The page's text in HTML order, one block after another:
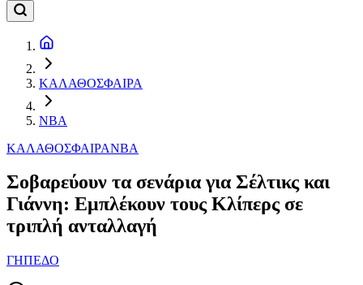
ΚΑΛΑΘΟΣΦΑΙΡΑ
NBA
ΚΑΛΑΘΟΣΦΑΙΡΑNBA
Σοβαρεύουν τα σενάρια για Σέλτικς και
Γιάννη: Εμπλέκουν τους Κλίπερς σε
τριπλή ανταλλαγή
ΓΗΠΕΔΟ